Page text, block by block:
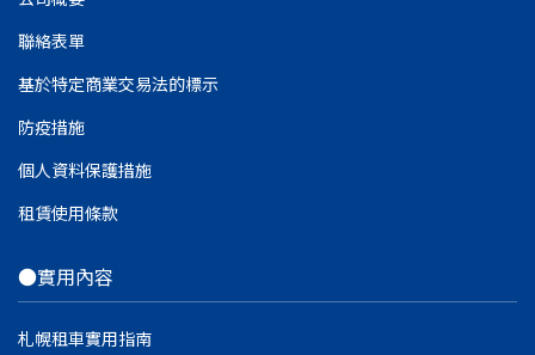
聯絡表單
基於特定商業交易法的標示
防疫措施
個人資料保護措施
租賃使用條款
●實用內容
札幌租車實用指南